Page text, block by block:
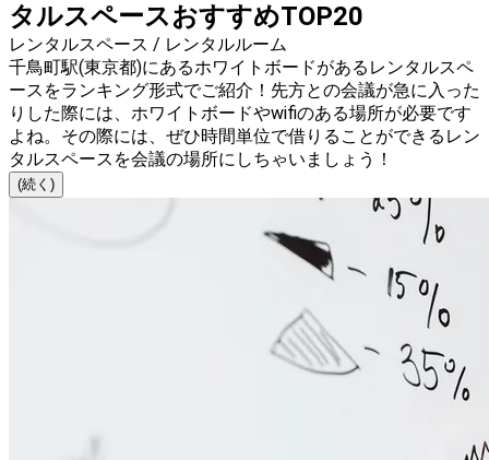
タルスペースおすすめTOP20
レンタルスペース / レンタルルーム
千鳥町駅(東京都)にあるホワイトボードがあるレンタルスペ
ースをランキング形式でご紹介！先方との会議が急に入った
りした際には、ホワイトボードやwifiのある場所が必要です
よね。その際には、ぜひ時間単位で借りることができるレン
タルスペースを会議の場所にしちゃいましょう！
(続く)